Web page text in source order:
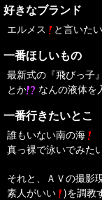
好きなブランド
エルメス と言いた
一番ほしいもの
最新式の『飛びっ子
とか
なんの液体を
一番行きたいとこ
誰もいない南の海
真っ裸で泳いでみた
それと、ＡＶの撮影
素人がいい )を調教